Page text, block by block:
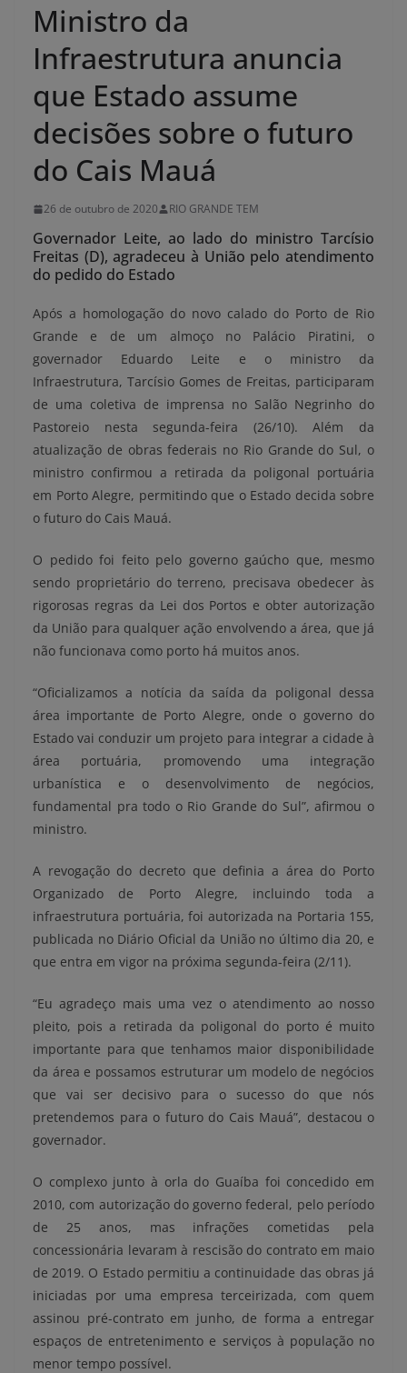
Ministro da
Infraestrutura anuncia
que Estado assume
decisões sobre o futuro
do Cais Mauá
26 de outubro de 2020 RIO GRANDE TEM
Governador Leite, ao lado do ministro Tarcísio
Freitas (D), agradeceu à União pelo atendimento
do pedido do Estado
Após a homologação do novo calado do Porto de Rio
Grande e de um almoço no Palácio Piratini, o
governador Eduardo Leite e o ministro da
Infraestrutura, Tarcísio Gomes de Freitas, participaram
de uma coletiva de imprensa no Salão Negrinho do
Pastoreio nesta segunda-feira (26/10). Além da
atualização de obras federais no Rio Grande do Sul, o
ministro confirmou a retirada da poligonal portuária
em Porto Alegre, permitindo que o Estado decida sobre
o futuro do Cais Mauá.
O pedido foi feito pelo governo gaúcho que, mesmo
sendo proprietário do terreno, precisava obedecer às
rigorosas regras da Lei dos Portos e obter autorização
da União para qualquer ação envolvendo a área, que já
não funcionava como porto há muitos anos.
“Oficializamos a notícia da saída da poligonal dessa
área importante de Porto Alegre, onde o governo do
Estado vai conduzir um projeto para integrar a cidade à
área portuária, promovendo uma integração
urbanística e o desenvolvimento de negócios,
fundamental pra todo o Rio Grande do Sul”, afirmou o
ministro.
A revogação do decreto que definia a área do Porto
Organizado de Porto Alegre, incluindo toda a
infraestrutura portuária, foi autorizada na Portaria 155,
publicada no Diário Oficial da União no último dia 20, e
que entra em vigor na próxima segunda-feira (2/11).
“Eu agradeço mais uma vez o atendimento ao nosso
pleito, pois a retirada da poligonal do porto é muito
importante para que tenhamos maior disponibilidade
da área e possamos estruturar um modelo de negócios
que vai ser decisivo para o sucesso do que nós
pretendemos para o futuro do Cais Mauá”, destacou o
governador.
O complexo junto à orla do Guaíba foi concedido em
2010, com autorização do governo federal, pelo período
de 25 anos, mas infrações cometidas pela
concessionária levaram à rescisão do contrato em maio
de 2019. O Estado permitiu a continuidade das obras já
iniciadas por uma empresa terceirizada, com quem
assinou pré-contrato em junho, de forma a entregar
espaços de entretenimento e serviços à população no
menor tempo possível.